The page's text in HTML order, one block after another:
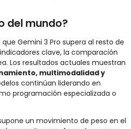
del mundo?
Gemini 3 Pro supera al resto de
clave, la comparación
Los resultados actuales muestran
multimodalidad y
continúan liderando en
programación especializada o
un movimiento de peso en el